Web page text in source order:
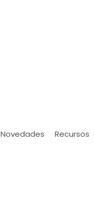
Novedades Recursos